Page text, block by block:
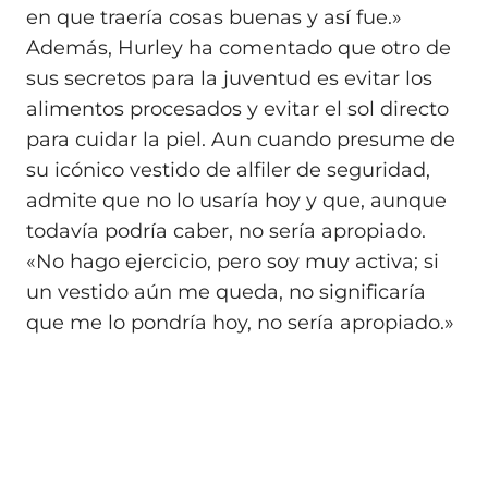
en que traería cosas buenas y así fue.»
Además, Hurley ha comentado que otro de
sus secretos para la juventud es evitar los
alimentos procesados y evitar el sol directo
para cuidar la piel. Aun cuando presume de
su icónico vestido de alfiler de seguridad,
admite que no lo usaría hoy y que, aunque
todavía podría caber, no sería apropiado.
«No hago ejercicio, pero soy muy activa; si
un vestido aún me queda, no significaría
que me lo pondría hoy, no sería apropiado.»